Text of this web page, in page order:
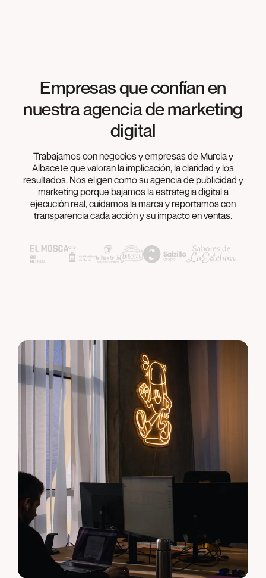
Empresas que confían en
nuestra agencia de marketing
digital
Trabajamos con negocios y empresas de Murcia y
Albacete que valoran la implicación, la claridad y los
resultados. Nos eligen como su agencia de publicidad y
marketing porque bajamos la estrategia digital a
ejecución real, cuidamos la marca y reportamos con
transparencia cada acción y su impacto en ventas.